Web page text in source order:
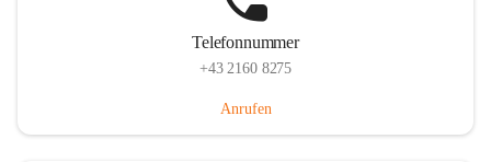
Telefonnummer
+43 2160 8275
Anrufen